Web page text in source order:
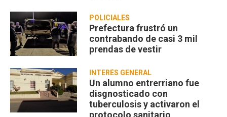
POLICIALES
Prefectura frustró un
contrabando de casi 3 mil
prendas de vestir
INTERÉS GENERAL
Un alumno entrerriano fue
disgnosticado con
tuberculosis y activaron el
protocolo sanitario